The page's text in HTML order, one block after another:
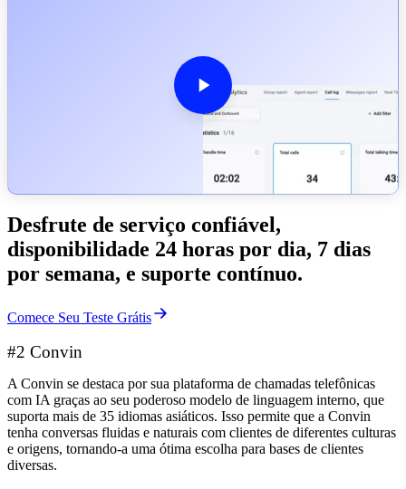
Desfrute de serviço confiável,
disponibilidade 24 horas por dia, 7 dias
por semana, e suporte contínuo.
Comece Seu Teste Grátis
#2 Convin
A Convin se destaca por sua plataforma de chamadas telefônicas
com IA graças ao seu poderoso modelo de linguagem interno, que
suporta mais de 35 idiomas asiáticos. Isso permite que a Convin
tenha conversas fluidas e naturais com clientes de diferentes culturas
e origens, tornando-a uma ótima escolha para bases de clientes
diversas.